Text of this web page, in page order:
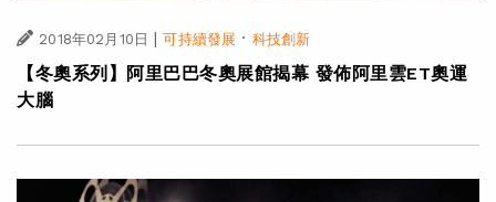
2018年02月10日 | 可持續發展 · 科技創新
【冬奧系列】阿里巴巴冬奧展館揭幕 發佈阿里雲ET奧運
大腦